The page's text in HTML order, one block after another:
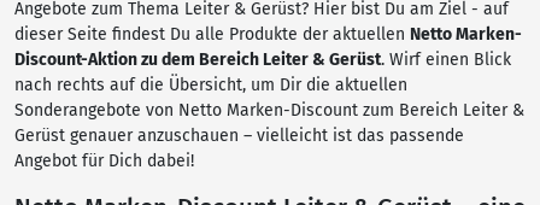
Angebote zum Thema Leiter & Gerüst? Hier bist Du am Ziel - auf
dieser Seite findest Du alle Produkte der aktuellen Netto Marken-
Discount-Aktion zu dem Bereich Leiter & Gerüst. Wirf einen Blick
nach rechts auf die Übersicht, um Dir die aktuellen
Sonderangebote von Netto Marken-Discount zum Bereich Leiter &
Gerüst genauer anzuschauen – vielleicht ist das passende
Angebot für Dich dabei!